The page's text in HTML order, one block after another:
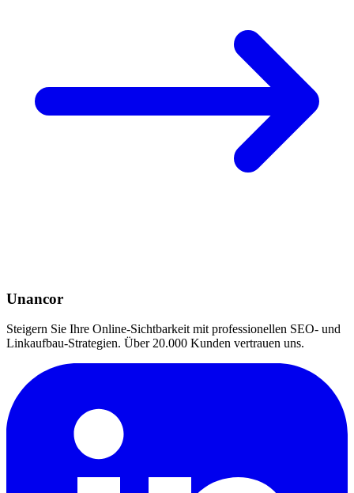
Unancor
Steigern Sie Ihre Online-Sichtbarkeit mit professionellen SEO- und
Linkaufbau-Strategien. Über 20.000 Kunden vertrauen uns.